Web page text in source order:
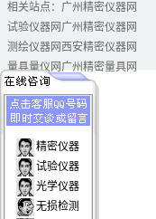
相关站点： 广州精密仪器网
试验仪器网 广州精密仪器网
测绘仪器网 西安精密仪器网
量具量仪网 广州精密量具网
精密仪器
试验仪器
光学仪器
无损检测